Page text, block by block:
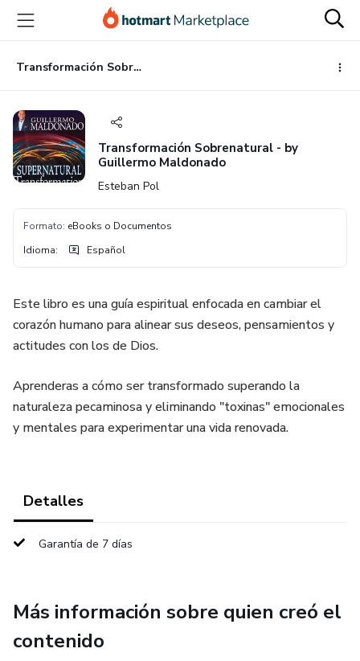
principal
página
de
página
Transformación Sobrenatural - by Guillermo Maldonado
Transformación Sobrenatural - by
Guillermo Maldonado
Esteban Pol
Formato: eBooks o Documentos
Idioma: Español
Este libro es una guía espiritual enfocada en cambiar el
corazón humano para alinear sus deseos, pensamientos y
actitudes con los de Dios.
Aprenderas a cómo ser transformado superando la
naturaleza pecaminosa y eliminando "toxinas" emocionales
y mentales para experimentar una vida renovada.
Detalles
Garantía de 7 días
Más información sobre quien creó el
contenido